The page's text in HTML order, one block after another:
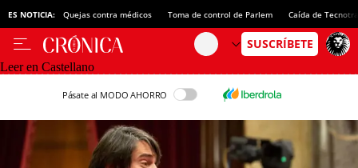
ES NOTICIA: Quejas contra médicos Toma de control de Parlem Caída de
Leer en Castellano
Pásate al MODO AHORRO